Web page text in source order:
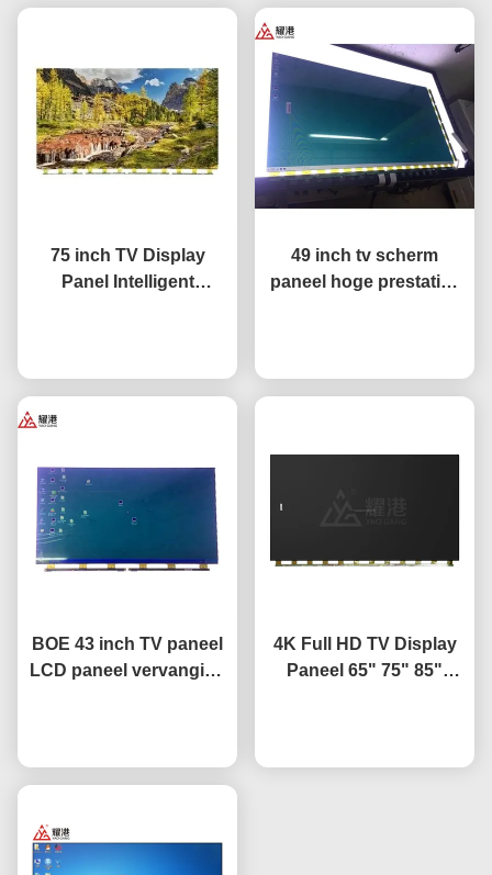
75 inch TV Display
Panel Intelligent
49 inch tv scherm
paneel hoge prestaties
BOE 43 inch TV paneel
LCD paneel vervanging
4K Full HD TV Display
Paneel 65" 75" 85"